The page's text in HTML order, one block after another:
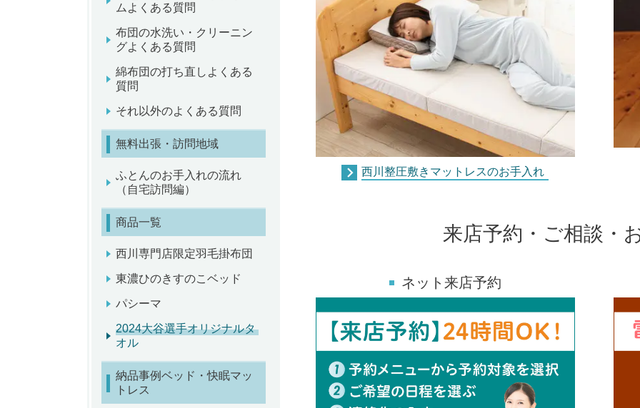
西川整圧敷きマットレスのお手入れ
来店予約・ご相談・
ネット来店予約
ムよくある質問
布団の水洗い・クリーニン
グよくある質問
綿布団の打ち直しよくある
質問
それ以外のよくある質問
無料出張・訪問地域
ふとんのお手入れの流れ
（自宅訪問編）
商品一覧
西川専門店限定羽毛掛布団
東濃ひのきすのこベッド
パシーマ
2024大谷選手オリジナルタ
オル
納品事例ベッド・快眠マッ
トレス